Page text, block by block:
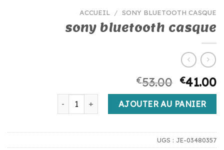
ACCUEIL / SONY BLUETOOTH CASQUE
sony bluetooth casque
€53.00 €41.00
quantité de sony bluetooth casque
AJOUTER AU PANIER
UGS : JE-03480357